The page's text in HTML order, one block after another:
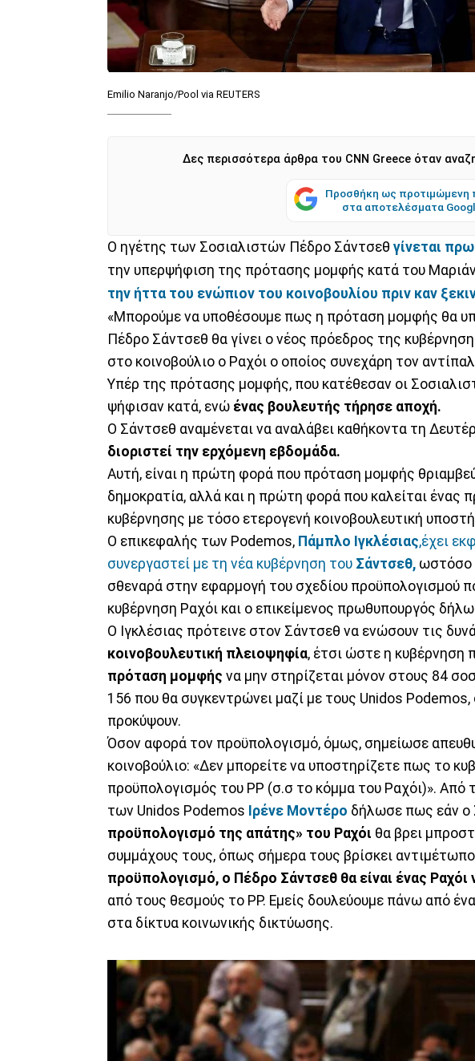
Emilio Naranjo/Pool via REUTERS
Δες περισσότερα άρθρα του CNN Greece όταν
Προσθήκη ως προτιμώμενη
στα αποτελέσματα
Ο ηγέτης των Σοσιαλιστών Πέδρο Σάντσεθ γίνεται
την υπερψήφιση της πρότασης μομφής κατά του
την ήττα του ενώπιον του κοινοβουλίου πριν καν
«Μπορούμε να υποθέσουμε πως η πρόταση μομφής θα
Πέδρο Σάντσεθ θα γίνει ο νέος πρόεδρος της
στο κοινοβούλιο ο Ραχόι ο οποίος συνεχάρη τον
Υπέρ της πρότασης μομφής, που κατέθεσαν οι
ψήφισαν κατά, ενώ ένας βουλευτής τήρησε αποχή.
Ο Σάντσεθ αναμένεται να αναλάβει καθήκοντα τη
διοριστεί την ερχόμενη εβδομάδα.
Αυτή, είναι η πρώτη φορά που πρόταση μομφής
δημοκρατία, αλλά και η πρώτη φορά που καλείται ένας
κυβέρνησης με τόσο ετερογενή κοινοβουλευτική
Ο επικεφαλής των Podemos, Πάμπλο Ιγκλέσιας,έχει
συνεργαστεί με τη νέα κυβέρνηση του Σάντσεθ, ωστόσο
σθεναρά στην εφαρμογή του σχεδίου προϋπολογισμού
κυβέρνηση Ραχόι και ο επικείμενος πρωθυπουργός
Ο Ιγκλέσιας πρότεινε στον Σάντσεθ να ενώσουν τις
κοινοβουλευτική πλειοψηφία, έτσι ώστε η κυβέρνηση
πρόταση μομφής να μην στηρίζεται μόνον στους 84
156 που θα συγκεντρώνει μαζί με τους Unidos
προκύψουν.
Όσον αφορά τον προϋπολογισμό, όμως, σημείωσε
κοινοβούλιο: «Δεν μπορείτε να υποστηρίζετε πως το
προϋπολογισμός του ΡΡ (σ.σ το κόμμα του Ραχόι)». Από
των Unidos Podemos Ιρένε Μοντέρο δήλωσε πως εάν ο
προϋπολογισμό της απάτης» του Ραχόι θα βρει
συμμάχους τους, όπως σήμερα τους βρίσκει
προϋπολογισμό, ο Πέδρο Σάντσεθ θα είναι ένας Ραχόι
από τους θεσμούς το ΡΡ. Εμείς δουλεύουμε πάνω από
στα δίκτυα κοινωνικής δικτύωσης.